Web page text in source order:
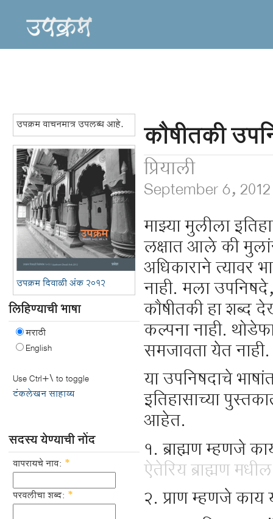
उपक्रम वाचनमात्र उपलब्ध आहे.
उपक्रम दिवाळी अंक २०१२
लिहिण्याची भाषा
मराठी
English
Use Ctrl+\ to toggle
टंकलेखन साहाय्य
सदस्य येण्याची नोंद
वापरायचे नाव: *
परवलीचा शब्द: *
कौषीतकी
प्रियाली
September 6,
माझ्या मुलीला
लक्षात आले की
अधिकाराने त्यावर
नाही. मला
कौषीतकी हा शब्द
कल्पना नाही.
समजावता येत नाही.
या उपनिषदाचे
इतिहासाच्या
आहेत.
१. ब्राह्मण म्हणजे
ऐतेरिय ब्राह्मण
२. प्राण म्हणजे काय